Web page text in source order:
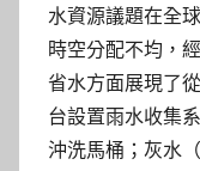
水資源議題在全
時空分配不均，
省水方面展現了
台設置雨水收集
沖洗馬桶；灰水